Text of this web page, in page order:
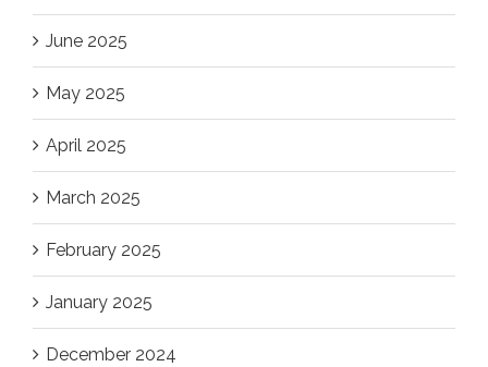
June 2025
May 2025
April 2025
March 2025
February 2025
January 2025
December 2024